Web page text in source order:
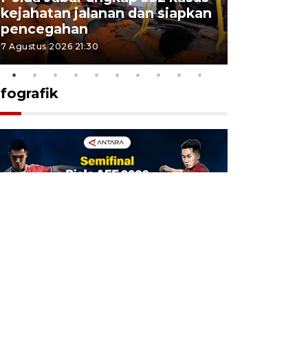
kejahatan jalanan dan siapkan
pencegahan
7 Agustus 2026 21:30